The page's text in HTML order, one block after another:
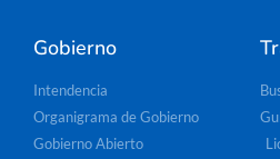
Gobierno
Intendencia
Organigrama de Gobierno
Gobierno Abierto